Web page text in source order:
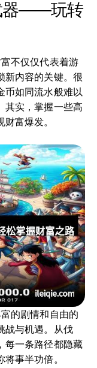
器——玩转
不仅仅代表着游
新内容的关键。很
币如同流水般难以
其实，掌握一些高
富爆发。
的剧情和自由的
战与机遇。从伐
每一条路径都隐藏
事半功倍。